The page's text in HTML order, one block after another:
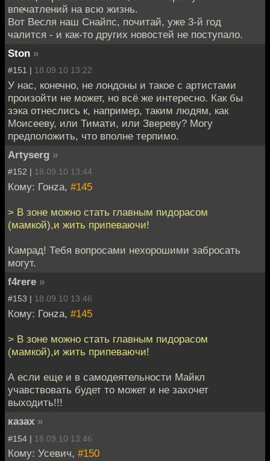
впечатлений на всю жизнь.
Вот Весля наш Снайпс, почитай, уже 3-й год
чалится - и как-то других новостей не поступало.
Ston »
#151 | 18.09.10 13:22
У нас, конечно, не лондоны и такое с артистами
произойти не может, но всё же интересно. Как бы
зэка отнеслись к, например, таким людям, как
Моисееву, или Тимати, или Звереву? Могу
предположить, что вполне терпимо.
Artyserg »
#152 | 18.09.10 13:44
Кому: Гонzа, #145
> В зоне можно стать главным пидорасом
(мамкой),и жить припеваючи!
Камрад! Тебя вопросами нехорошими забросать
могут.
f4rere »
#153 | 18.09.10 13:46
Кому: Гонzа, #145
> В зоне можно стать главным пидорасом
(мамкой),и жить припеваючи!
А если еще и в самодеятельности Майкл
учавствовать будет то может и не захочет
выходить!!!
казах »
#154 | 18.09.10 13:46
Кому: Усевич, #150